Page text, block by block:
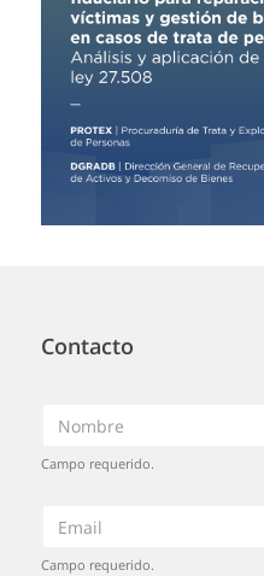
Contacto
Campo requerido.
Campo requerido.